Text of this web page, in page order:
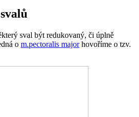
sval být redukovaný, či úplně
o m.pectoralis majorhovoříme o tzv.